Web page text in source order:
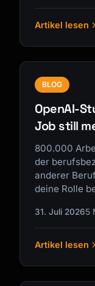
Artikel lesen
BLOG
OpenAI-
Job still
800.000
der
anderer
deine Rolle
31. Juli 20265
Artikel lesen